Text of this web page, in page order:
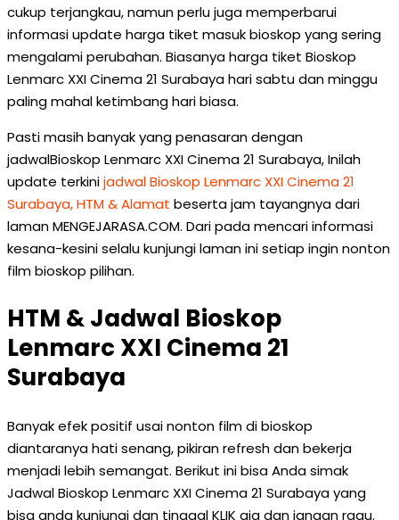
cukup terjangkau, namun perlu juga memperbarui
informasi update harga tiket masuk bioskop yang sering
mengalami perubahan. Biasanya harga tiket Bioskop
Lenmarc XXI Cinema 21 Surabaya hari sabtu dan minggu
paling mahal ketimbang hari biasa.
Pasti masih banyak yang penasaran dengan
jadwalBioskop Lenmarc XXI Cinema 21 Surabaya, Inilah
update terkinijadwal Bioskop Lenmarc XXI Cinema 21
Surabaya, HTM & Alamat beserta jam tayangnya dari
laman MENGEJARASA.COM. Dari pada mencari informasi
kesana-kesini selalu kunjungi laman ini setiap ingin nonton
film bioskop pilihan.
HTM & Jadwal Bioskop
Lenmarc XXI Cinema 21
Surabaya
Banyak efek positif usai nonton film di bioskop
diantaranya hati senang, pikiran refresh dan bekerja
menjadi lebih semangat. Berikut ini bisa Anda simak
Jadwal Bioskop Lenmarc XXI Cinema 21 Surabaya yang
bisa anda kunjungi dan tinggal KLIK aja dan jangan ragu.